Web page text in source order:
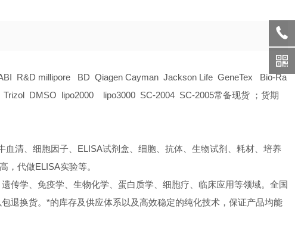
R&D millipore BD Qiagen Cayman Jackson Life GeneTex Bio-Ra
DMSO lipo2000 lipo3000 SC-2004 SC-2005常备现货 ；货期
血清、细胞因子、ELISA试剂盒、细胞、抗体、生物试剂、耗材、培养
，代做ELISA实验等。
传学、免疫学、生物化学、蛋白质学、细胞疗、临床应用等领域。全国
退换货。 *的库存及供应体系以及高效稳定的纯化技术，保证产品均能